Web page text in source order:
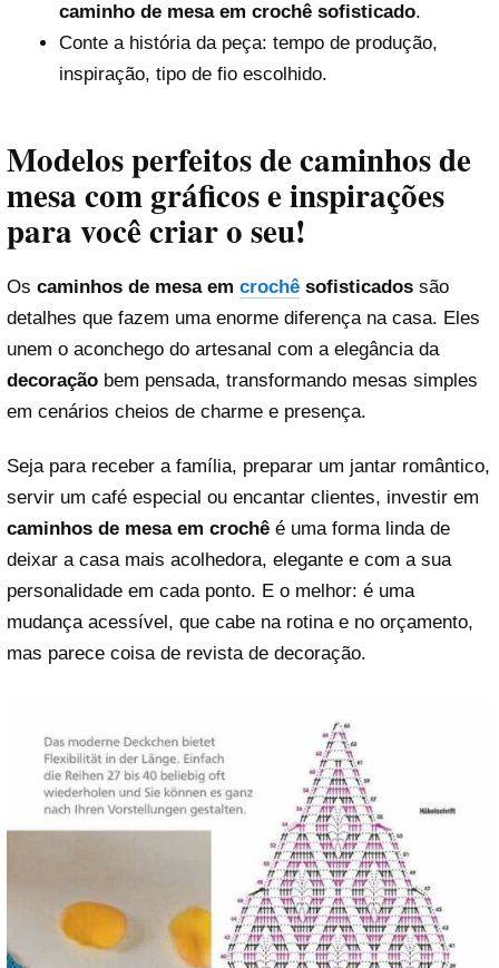
caminho de mesa em crochê sofisticado.
Conte a história da peça: tempo de produção,
inspiração, tipo de fio escolhido.
Modelos perfeitos de caminhos de
mesa com gráficos e inspirações
para você criar o seu!
Os caminhos de mesa em crochê sofisticados são
detalhes que fazem uma enorme diferença na casa. Eles
unem o aconchego do artesanal com a elegância da
decoração bem pensada, transformando mesas simples
em cenários cheios de charme e presença.
Seja para receber a família, preparar um jantar romântico,
servir um café especial ou encantar clientes, investir em
caminhos de mesa em crochê é uma forma linda de
deixar a casa mais acolhedora, elegante e com a sua
personalidade em cada ponto. E o melhor: é uma
mudança acessível, que cabe na rotina e no orçamento,
mas parece coisa de revista de decoração.